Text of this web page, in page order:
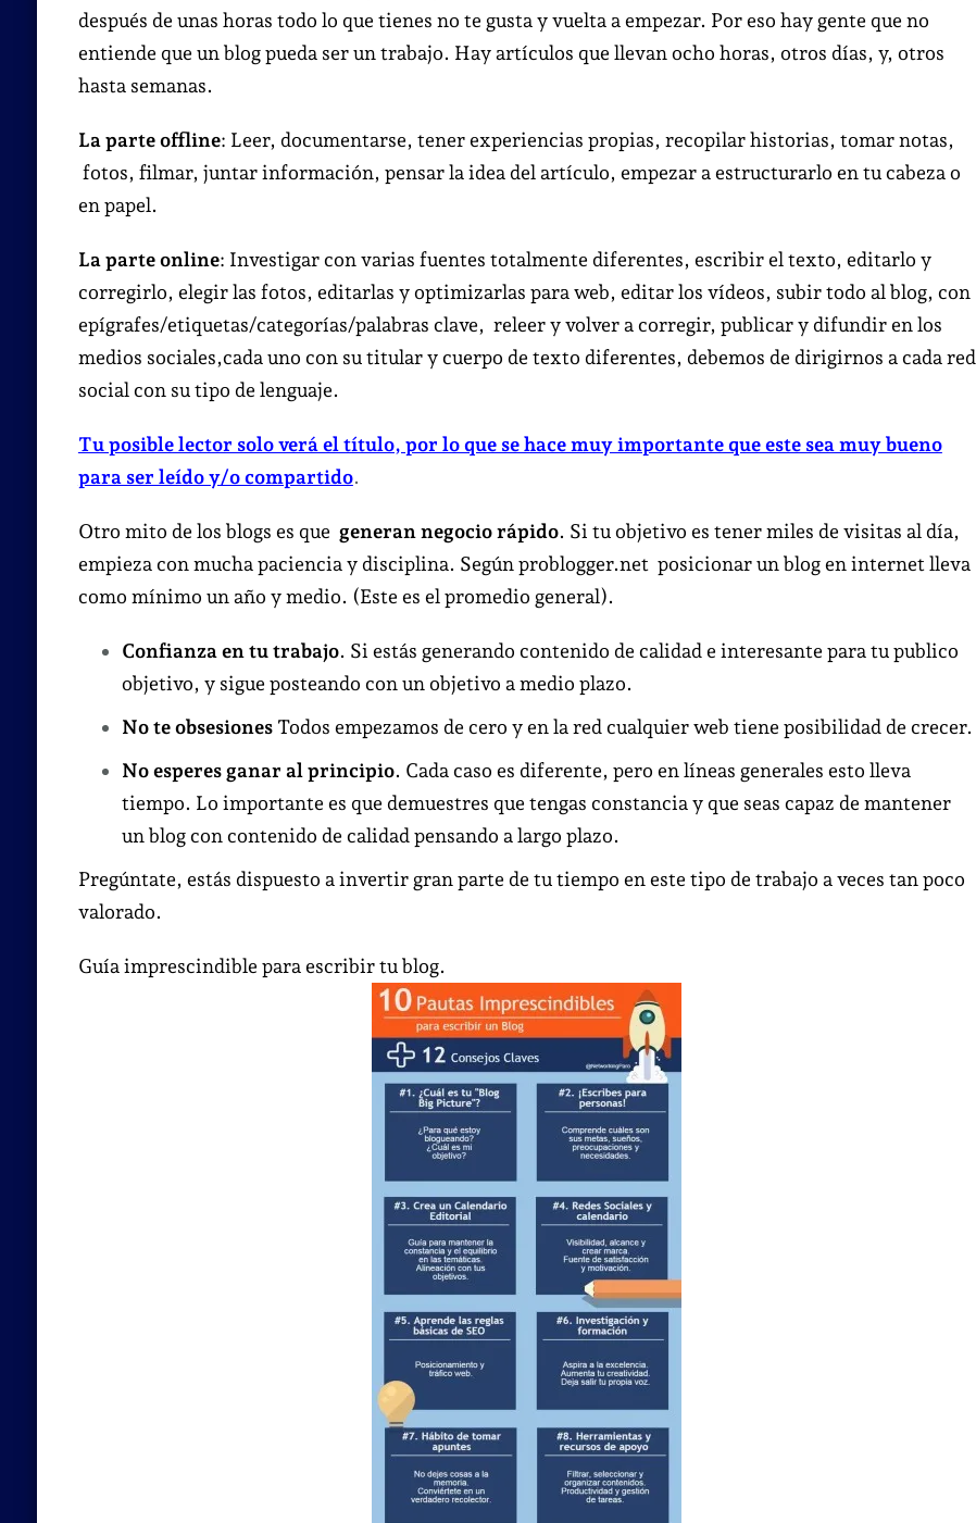
después de unas horas todo lo que tienes no te gusta y vuelta a empezar. Por eso hay gente que no
entiende que un blog pueda ser un trabajo. Hay artículos que llevan ocho horas, otros días, y, otros
hasta semanas.
La parte offline: Leer, documentarse, tener experiencias propias, recopilar historias, tomar notas,
fotos, filmar, juntar información, pensar la idea del artículo, empezar a estructurarlo en tu cabeza o
en papel.
La parte online: Investigar con varias fuentes totalmente diferentes, escribir el texto, editarlo y
corregirlo, elegir las fotos, editarlas y optimizarlas para web, editar los vídeos, subir todo al blog, con
epígrafes/etiquetas/categorías/palabras clave, releer y volver a corregir, publicar y difundir en los
medios sociales,cada uno con su titular y cuerpo de texto diferentes, debemos de dirigirnos a cada red
social con su tipo de lenguaje.
Tu posible lector solo verá el título, por lo que se hace muy importante que este sea muy bueno
para ser leído y/o compartido.
Otro mito de los blogs es que generan negocio rápido. Si tu objetivo es tener miles de visitas al día,
empieza con mucha paciencia y disciplina. Según problogger.net posicionar un blog en internet lleva
como mínimo un año y medio. (Este es el promedio general).
Confianza en tu trabajo. Si estás generando contenido de calidad e interesante para tu publico
objetivo, y sigue posteando con un objetivo a medio plazo.
No te obsesionesTodos empezamos de cero y en la red cualquier web tiene posibilidad de crecer.
No esperes ganar al principio. Cada caso es diferente, pero en líneas generales esto lleva
tiempo. Lo importante es que demuestres que tengas constancia y que seas capaz de mantener
un blog con contenido de calidad pensando a largo plazo.
Pregúntate, estás dispuesto a invertir gran parte de tu tiempo en este tipo de trabajo a veces tan poco
valorado.
Guía imprescindible para escribir tu blog.